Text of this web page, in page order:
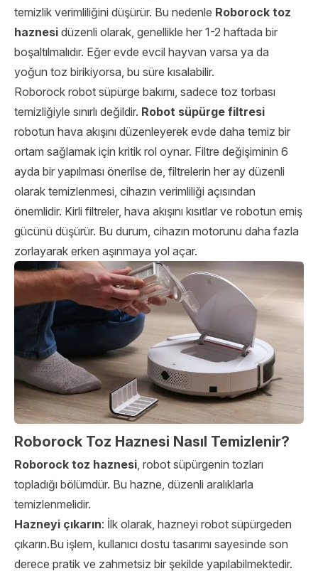
temizlik verimliliğini düşürür. Bu nedenle Roborock toz
haznesi düzenli olarak, genellikle her 1-2 haftada bir
boşaltılmalıdır. Eğer evde evcil hayvan varsa ya da
yoğun toz birikiyorsa, bu süre kısalabilir.
Roborock robot süpürge bakımı, sadece toz torbası
temizliğiyle sınırlı değildir. Robot süpürge filtresi
robotun hava akışını düzenleyerek evde daha temiz bir
ortam sağlamak için kritik rol oynar. Filtre değişiminin 6
ayda bir yapılması önerilse de, filtrelerin her ay düzenli
olarak temizlenmesi, cihazın verimliliği açısından
önemlidir. Kirli filtreler, hava akışını kısıtlar ve robotun emiş
gücünü düşürür. Bu durum, cihazın motorunu daha fazla
zorlayarak erken aşınmaya yol açar.
Roborock Toz Haznesi Nasıl Temizlenir?
Roborock toz haznesi, robot süpürgenin tozları
topladığı bölümdür. Bu hazne, düzenli aralıklarla
temizlenmelidir.
Hazneyi çıkarın: İlk olarak, hazneyi robot süpürgeden
çıkarın.Bu işlem, kullanıcı dostu tasarımı sayesinde son
derece pratik ve zahmetsiz bir şekilde yapılabilmektedir.